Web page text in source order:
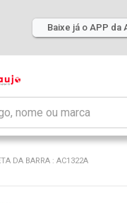
Baixe já o APP da
DA BARRA : AC1322A